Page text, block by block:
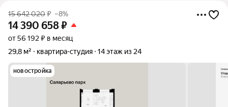
15 642 020₽ –8%
14 390 658₽
от 56 192 ₽ в месяц
29,8 м²
квартира-студия 14 этаж из 24
новостройка